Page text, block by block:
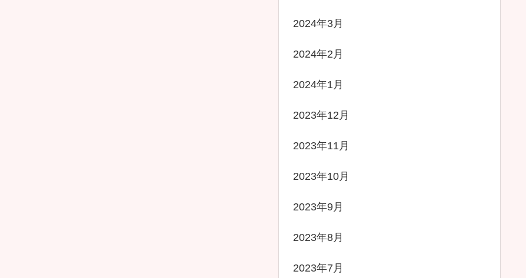
2024年3月
2024年2月
2024年1月
2023年12月
2023年11月
2023年10月
2023年9月
2023年8月
2023年7月